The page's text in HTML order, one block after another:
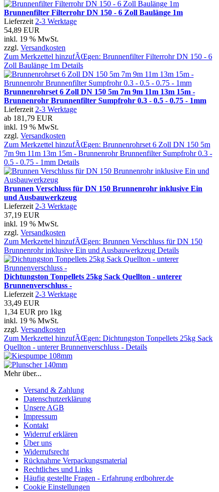
Brunnenfilter Filterrohr DN 150 - 6 Zoll Baulänge 1m
Lieferzeit2-3 Werktage
54,89 EUR
inkl. 19 % MwSt.
zzgl. Versandkosten
Zum Merkzettel hinzufÃŒgen: Brunnenfilter Filterrohr DN 150 - 6
Zoll Baulänge 1m Details
Brunnenrohrset 6 Zoll DN 150 5m 7m 9m 11m 13m 15m -
Brunnenrohr Brunnenfilter Sumpfrohr 0.3 - 0.5 - 0.75 - 1mm
Lieferzeit2-3 Werktage
ab 181,79 EUR
inkl. 19 % MwSt.
zzgl. Versandkosten
Zum Merkzettel hinzufÃŒgen: Brunnenrohrset 6 Zoll DN 150 5m
7m 9m 11m 13m 15m - Brunnenrohr Brunnenfilter Sumpfrohr 0.3 -
0.5 - 0.75 - 1mm Details
Brunnen Verschluss für DN 150 Brunnenrohr inklusive Ein
und Ausbauwerkzeug
Lieferzeit2-3 Werktage
37,19 EUR
inkl. 19 % MwSt.
zzgl. Versandkosten
Zum Merkzettel hinzufÃŒgen: Brunnen Verschluss für DN 150
Brunnenrohr inklusive Ein und Ausbauwerkzeug Details
Dichtungston Tonpellets 25kg Sack Quellton - unterer
Brunnenverschluss -
Lieferzeit2-3 Werktage
33,49 EUR
1,34 EUR pro 1kg
inkl. 19 % MwSt.
zzgl. Versandkosten
Zum Merkzettel hinzufÃŒgen: Dichtungston Tonpellets 25kg Sack
Quellton - unterer Brunnenverschluss - Details
Mehr über...
Versand & Zahlung
Datenschutzerklärung
Unsere AGB
Impressum
Kontakt
Widerruf erklären
Über uns
Widerrufsrecht
Rücknahme Verpackungsmaterial
Rechtliches und Links
Häufig gestellte Fragen - Erfahrung erdbohrer.de
Cookie Einstellungen